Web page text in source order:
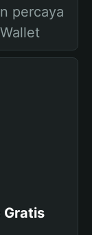
percaya
Gratis